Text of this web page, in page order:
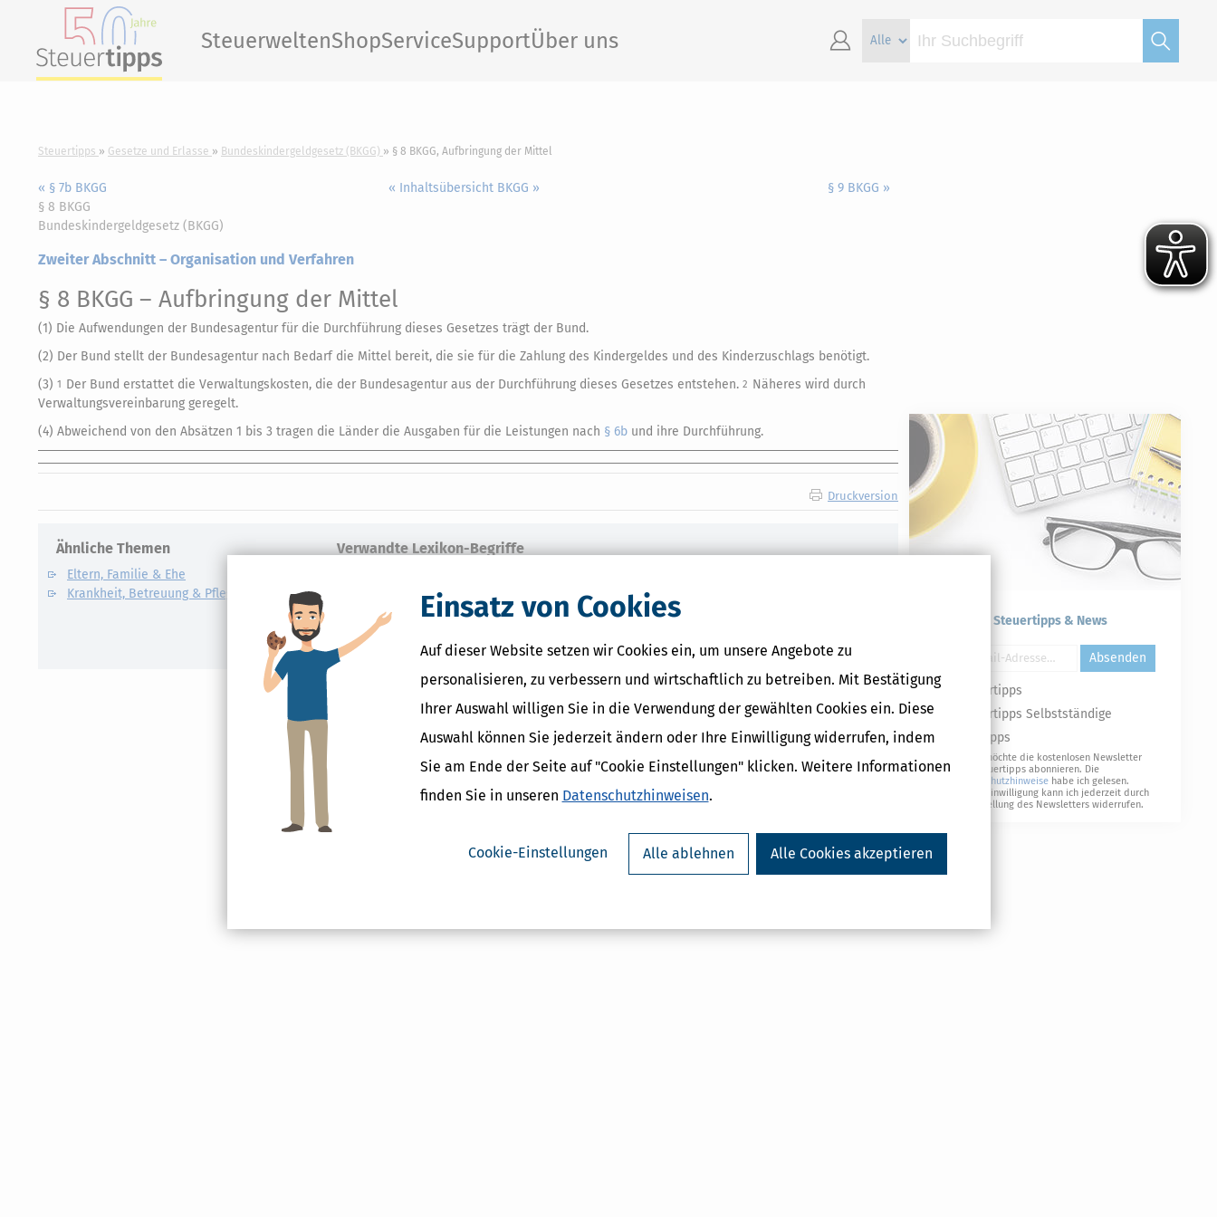
Einsatz von Cookies
Auf dieser Website setzen wir Cookies ein, um unsere Angebote zu
personalisieren, zu verbessern und wirtschaftlich zu betreiben. Mit Bestätigung
Ihrer Auswahl willigen Sie in die Verwendung der gewählten Cookies ein. Diese
Auswahl können Sie jederzeit ändern oder Ihre Einwilligung widerrufen, indem
Sie am Ende der Seite auf "Cookie Einstellungen" klicken. Weitere Informationen
finden Sie in unseren Datenschutzhinweisen.
Cookie-Einstellungen Alle ablehnen Alle Cookies akzeptieren
SteuerweltenShopServiceSupportÜber uns
Steuertipps Gesetze und Erlasse Bundeskindergeldgesetz (BKGG) § 8 BKGG, Aufbringung der Mittel
« § 7b BKGG « Inhaltsübersicht BKGG »
§ 9 BKGG »
§ 8 BKGG
Bundeskindergeldgesetz (BKGG)
Zweiter Abschnitt – Organisation und Verfahren
§ 8 BKGG – Aufbringung der Mittel
(1) Die Aufwendungen der Bundesagentur für die Durchführung dieses Gesetzes trägt der Bund.
(2) Der Bund stellt der Bundesagentur nach Bedarf die Mittel bereit, die sie für die Zahlung des Kindergeldes und des Kinderzuschlags benötigt.
(3) 1 Der Bund erstattet die Verwaltungskosten, die der Bundesagentur aus der Durchführung dieses Gesetzes entstehen. 2 Näheres wird durch
Verwaltungsvereinbarung geregelt.
(4) Abweichend von den Absätzen 1 bis 3 tragen die Länder die Ausgaben für die Leistungen nach § 6b und ihre Durchführung.
Druckversion
Ähnliche Themen
Eltern, Familie & Ehe
Krankheit, Betreuung & Pflege
Verwandte Lexikon-Begriffe
ElterngeldPlus
Unterhaltshöchstbetrag
Kindesunterhalt
Auslandskinder
Kostenlose Steuertipps & News
Absenden
Steuertipps
Steuertipps Selbstständige
Geldtipps
Ja, ich möchte die kostenlosen Newsletter
von Steuertipps abonnieren. Die
Datenschutzhinweise habe ich gelesen.
Meine Einwilligung kann ich jederzeit durch
Abbestellung des Newsletters widerrufen.